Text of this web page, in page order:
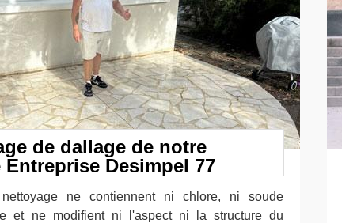
de dallage de notre
Desimpel 77
ne contiennent ni chlore, ni soude
et ne modifient ni l'aspect ni la structure du